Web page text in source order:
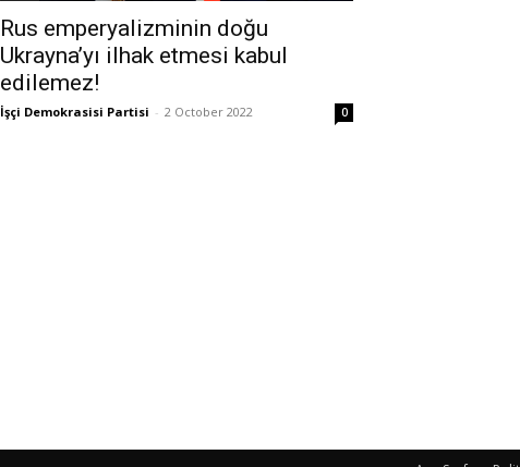
Rus emperyalizminin doğu
Ukrayna’yı ilhak etmesi kabul
edilemez!
İşçi Demokrasisi Partisi - 2 October 2022 0